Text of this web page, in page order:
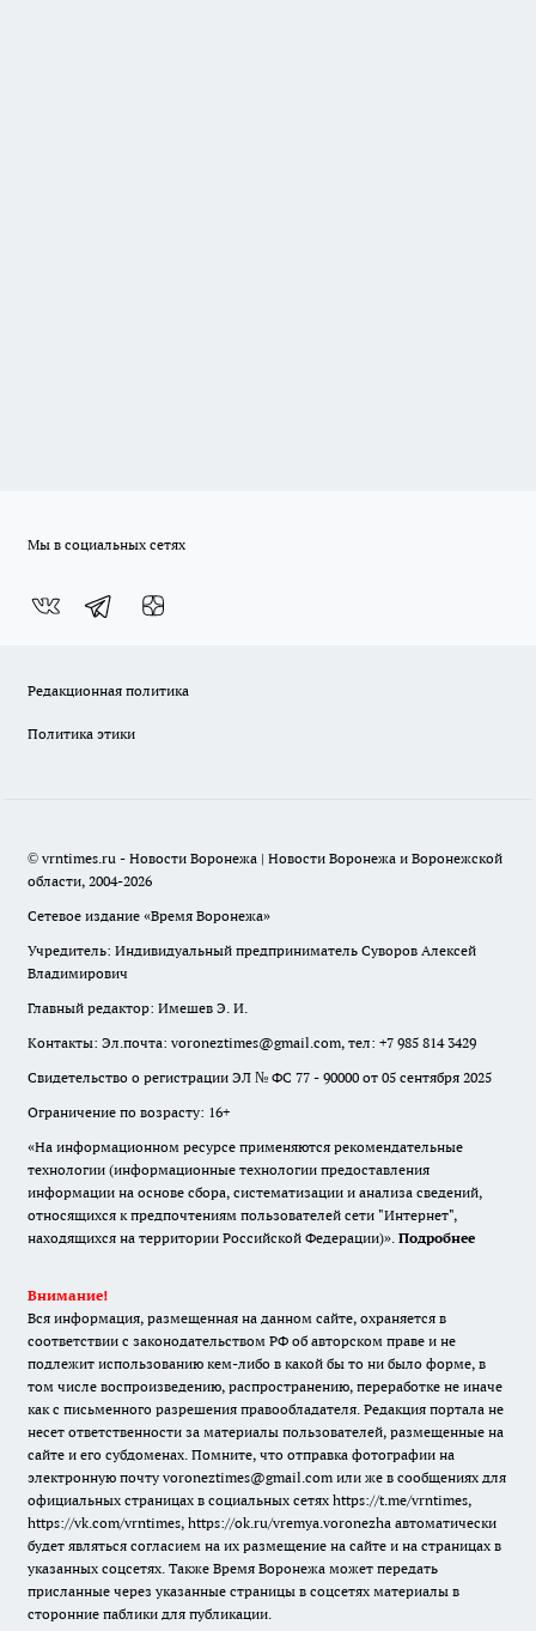
Мы в социальных сетях
Редакционная политика
Политика этики
© vrntimes.ru - Новости Воронежа | Новости Воронежа и Воронежской
области, 2004-2026
Сетевое издание «Время Воронежа»
Учредитель: Индивидуальный предприниматель Суворов Алексей
Владимирович
Главный редактор: Имешев Э. И.
Контакты: Эл.почта: voroneztimes@gmail.com, тел: +7 985 814 3429
Свидетельство о регистрации ЭЛ № ФС 77 - 90000 от 05 сентября 2025
Ограничение по возрасту: 16+
«На информационном ресурсе применяются рекомендательные
технологии (информационные технологии предоставления
информации на основе сбора, систематизации и анализа сведений,
относящихся к предпочтениям пользователей сети "Интернет",
находящихся на территории Российской Федерации)». Подробнее
Внимание!
Вся информация, размещенная на данном сайте, охраняется в
соответствии с законодательством РФ об авторском праве и не
подлежит использованию кем-либо в какой бы то ни было форме, в
том числе воспроизведению, распространению, переработке не иначе
как с письменного разрешения правообладателя. Редакция портала не
несет ответственности за материалы пользователей, размещенные на
сайте и его субдоменах. Помните, что отправка фотографии на
электронную почту voroneztimes@gmail.com или же в сообщениях для
официальных страницах в социальных сетях https://t.me/vrntimes,
https://vk.com/vrntimes, https://ok.ru/vremya.voronezha автоматически
будет являться согласием на их размещение на сайте и на страницах в
указанных соцсетях. Также Время Воронежа может передать
присланные через указанные страницы в соцсетях материалы в
сторонние паблики для публикации.